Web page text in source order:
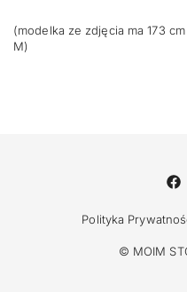
(modelka ze zdjęcia ma 173
M)
Polityka
© MOIM